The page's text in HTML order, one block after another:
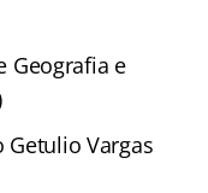
Geografia e
Getulio Vargas